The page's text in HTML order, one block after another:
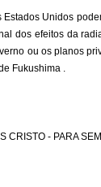
Estados Unidos
dos efeitos da
ou os planos
Fukushima .
CRISTO - PARA